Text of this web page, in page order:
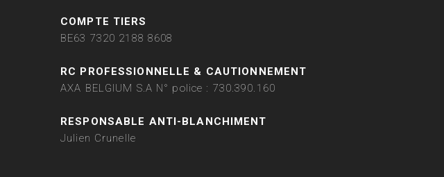
COMPTE TIERS
BE63 7320 2188 8608
RC PROFESSIONNELLE & CAUTIONNEMENT
AXA BELGIUM S.A N° police : 730.390.160
RESPONSABLE ANTI-BLANCHIMENT
Julien Crunelle